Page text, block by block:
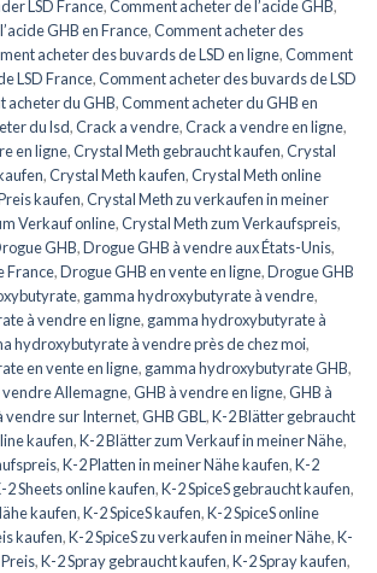
LSD France,Comment acheter de l’acide GHB,
GHB en France,Comment acheter des
acheter des buvards de LSD en ligne,Comment
LSD France,Comment acheter des buvards de LSD
acheter du GHB,Comment acheter du GHB en
du lsd,Crack a vendre,Crack a vendre en ligne,
en ligne,Crystal Meth gebraucht kaufen,Crystal
,Crystal Meth kaufen,Crystal Meth online
kaufen,Crystal Meth zu verkaufen in meiner
Verkauf online,Crystal Meth zum Verkaufspreis,
GHB,Drogue GHB à vendre aux États-Unis,
France,Drogue GHB en vente en ligne,Drogue GHB
, gamma hydroxybutyrate à vendre,
à vendre en ligne, gamma hydroxybutyrate à
hydroxybutyrate à vendre près de chez moi,
en vente en ligne, gamma hydroxybutyrate GHB,
vendre Allemagne,GHB à vendre en ligne,GHB à
vendre sur Internet,GHB GBL ,K-2 Blätter gebraucht
kaufen,K-2 Blätter zum Verkauf in meiner Nähe,
,K-2 Platten in meiner Nähe kaufen,K-2
2 Sheets online kaufen,K-2 SpiceS gebraucht kaufen,
kaufen,K-2 SpiceS kaufen,K-2 SpiceS online
kaufen,K-2 SpiceS zu verkaufen in meiner Nähe,K-
,K-2 Spray gebraucht kaufen,K-2 Spray kaufen,